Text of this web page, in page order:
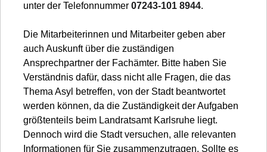
unter der Telefonnummer 07243-101 8944.
Die Mitarbeiterinnen und Mitarbeiter geben aber
auch Auskunft über die zuständigen
Ansprechpartner der Fachämter. Bitte haben Sie
Verständnis dafür, dass nicht alle Fragen, die das
Thema Asyl betreffen, von der Stadt beantwortet
werden können, da die Zuständigkeit der Aufgaben
größtenteils beim Landratsamt Karlsruhe liegt.
Dennoch wird die Stadt versuchen, alle relevanten
Informationen für Sie zusammenzutragen. Sollte es